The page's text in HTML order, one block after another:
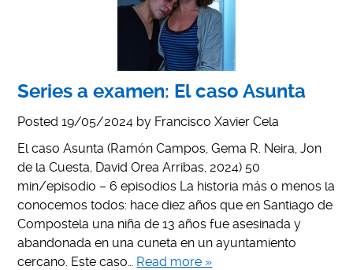
Series a examen: El caso Asunta
Posted19/05/2024 by Francisco Xavier Cela
El caso Asunta (Ramón Campos, Gema R. Neira, Jon
de la Cuesta, David Orea Arribas, 2024) 50
min/episodio – 6 episodios La historia más o menos la
conocemos todos: hace diez años que en Santiago de
Compostela una niña de 13 años fue asesinada y
abandonada en una cuneta en un ayuntamiento
cercano. Este caso… Read more »